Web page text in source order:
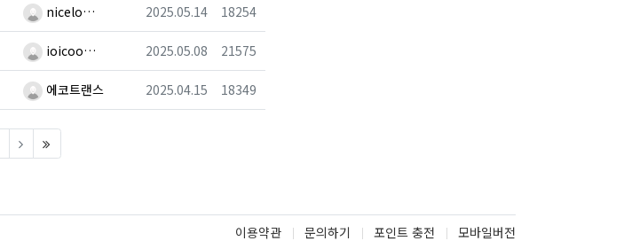
등록자nicelo… 등록일
2025.05.14 조회
18254
등록자ioicoo… 등록일
2025.05.08 조회
21575
등록자에코트랜스 등록일
2025.04.15 조회
18349
이용약관 문의하기 포인트 충전 모바일버전